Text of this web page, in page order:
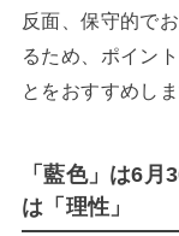
反面、保守的で
るため、ポイン
とをおすすめしま
「藍色」は6
は「理性」